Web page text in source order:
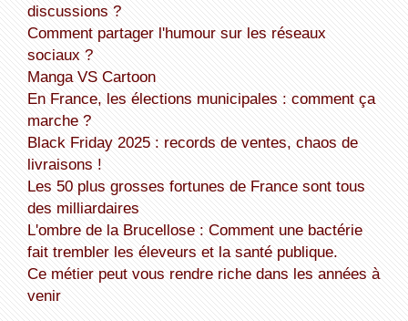
discussions ?
Comment partager l'humour sur les réseaux
sociaux ?
Manga VS Cartoon
En France, les élections municipales : comment ça
marche ?
Black Friday 2025 : records de ventes, chaos de
livraisons !
Les 50 plus grosses fortunes de France sont tous
des milliardaires
L'ombre de la Brucellose : Comment une bactérie
fait trembler les éleveurs et la santé publique.
Ce métier peut vous rendre riche dans les années à
venir